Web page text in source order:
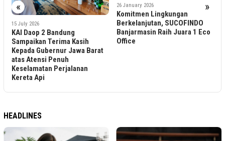
« »
Kasih
Jawa Barat
26 January 2026
Komitmen Lingkungan
Berkelanjutan, SUCOFINDO
Banjarmasin Raih Juara 1 Eco
Office
Aglomerasi Kereta
Daop 2 Bandung
Mobilitas Harian
HEADLINES